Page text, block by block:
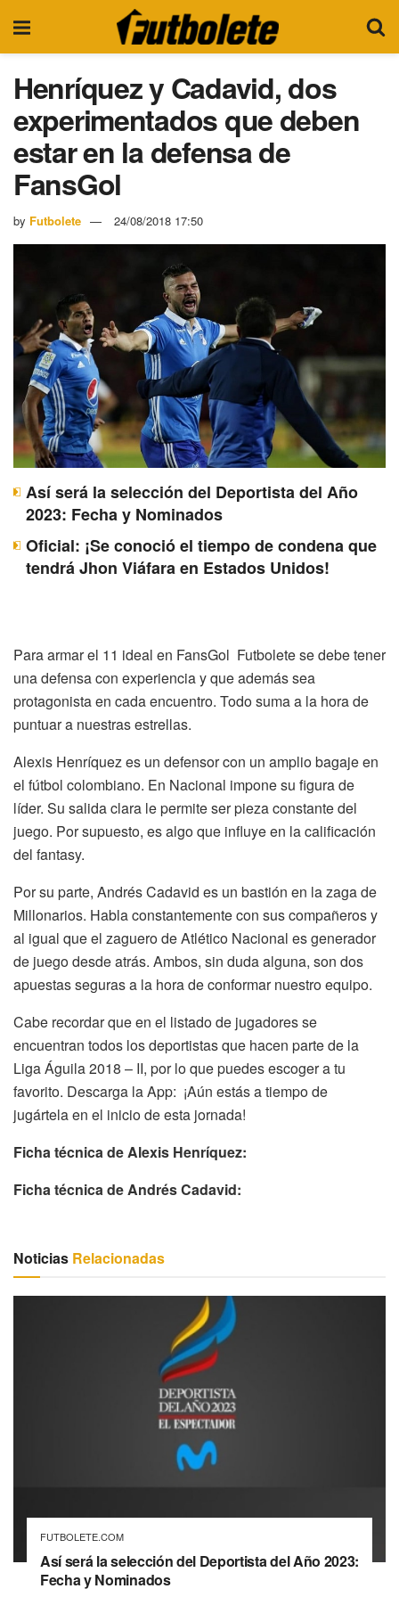
Henríquez y Cadavid, dos
experimentados que deben
estar en la defensa de
FansGol
by Futbolete 24/08/2018 17:50
Así será la selección del Deportista del Año
2023: Fecha y Nominados
Oficial: ¡Se conoció el tiempo de condena que
tendrá Jhon Viáfara en Estados Unidos!
Para armar el 11 ideal en FansGol Futbolete se debe tener
una defensa con experiencia y que además sea
protagonista en cada encuentro. Todo suma a la hora de
puntuar a nuestras estrellas.
Alexis Henríquez es un defensor con un amplio bagaje en
el fútbol colombiano. En Nacional impone su figura de
líder. Su salida clara le permite ser pieza constante del
juego. Por supuesto, es algo que influye en la calificación
del fantasy.
Por su parte, Andrés Cadavid es un bastión en la zaga de
Millonarios. Habla constantemente con sus compañeros y
al igual que el zaguero de Atlético Nacional es generador
de juego desde atrás. Ambos, sin duda alguna, son dos
apuestas seguras a la hora de conformar nuestro equipo.
Cabe recordar que en el listado de jugadores se
encuentran todos los deportistas que hacen parte de la
Liga Águila 2018 – II, por lo que puedes escoger a tu
favorito. Descarga la App: ¡Aún estás a tiempo de
jugártela en el inicio de esta jornada!
Ficha técnica de Alexis Henríquez:
Ficha técnica de Andrés Cadavid:
Noticias Relacionadas
FUTBOLETE.COM
Así será la selección del Deportista del Año 2023:
Fecha y Nominados